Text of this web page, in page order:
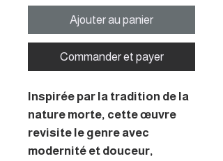
Ajouter au panier
Commander et payer
Inspirée par la tradition de la
nature morte, cette œuvre
revisite le genre avec
modernité et douceur,